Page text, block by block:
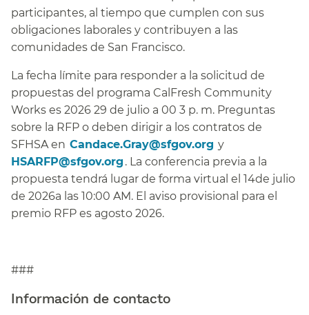
participantes, al tiempo que cumplen con sus
obligaciones laborales y contribuyen a las
comunidades de San Francisco.​​
La fecha límite para responder a la solicitud de
propuestas del programa CalFresh Community
Works es 2026 29 de julio a 00 3 p. m. Preguntas
sobre la RFP o deben dirigir a los contratos de
SFHSA en​​ Candace.Gray@sfgov.org​​ y​​
HSARFP@sfgov.org​​ . La conferencia previa a la
propuesta tendrá lugar de forma virtual el 14de julio
de 2026a las 10:00 AM. El aviso provisional para el
premio RFP es agosto 2026.​​
###
Información de contacto​​